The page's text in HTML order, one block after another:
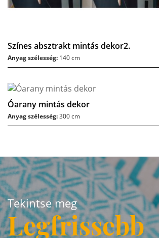
Színes absztrakt mintás dekor2.
Anyag szélesség: 140 cm
Óarany mintás dekor
Anyag szélesség:300 cm
Tekintse meg
Legfrissebb